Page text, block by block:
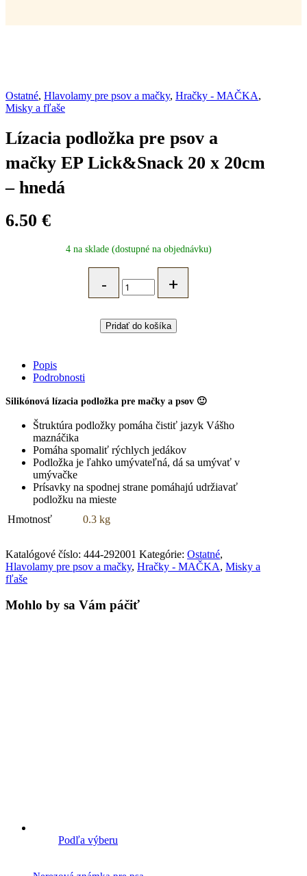
Ostatné, Hlavolamy pre psov a mačky, Hračky - MAČKA,
Misky a fľaše
Lízacia podložka pre psov a
mačky EP Lick&Snack 20 x 20cm
– hnedá
6.50 €
4 na sklade (dostupné na objednávku)
podložka
pre
mačky
20cm
–
hnedá
quantity
Pridať do košíka
Popis
Podrobnosti
Silikónová lízacia podložka pre mačky a psov 🙂
Štruktúra podložky pomáha čistiť jazyk Vášho
maznáčika
Pomáha spomaliť rýchlych jedákov
Podložka je ľahko umývateľná, dá sa umývať v
umývačke
Prísavky na spodnej strane pomáhajú udržiavať
podložku na mieste
Hmotnosť
0.3 kg
Katalógové číslo: 444-292001 Kategórie: Ostatné,
Hlavolamy pre psov a mačky, Hračky - MAČKA, Misky a
fľaše
Mohlo by sa Vám páčiť
Podľa výberu